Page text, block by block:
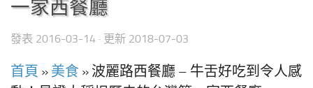
一家西餐廳
發表 2016-03-14 · 更新 2018-07-03
首頁 » 美食 » 波麗路西餐廳 – 牛舌好吃到令人感